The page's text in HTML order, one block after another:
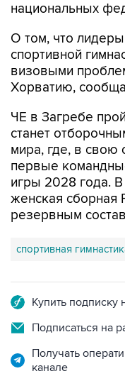
О том, что лидеры
визовыми
Хорватию,
ЧЕ в Загребе
мира, где, в свою
первые
игры 2028 года. В
женская сборная
резервным
спортивная
Подписаться на
Получать